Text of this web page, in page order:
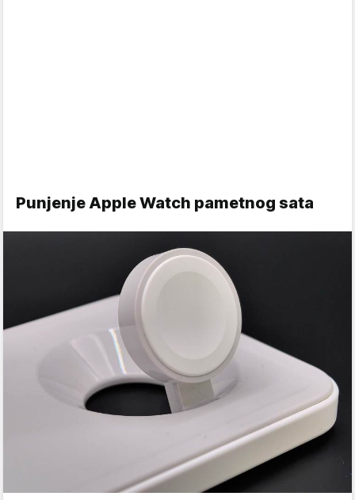
Punjenje Apple Watch pametnog sata